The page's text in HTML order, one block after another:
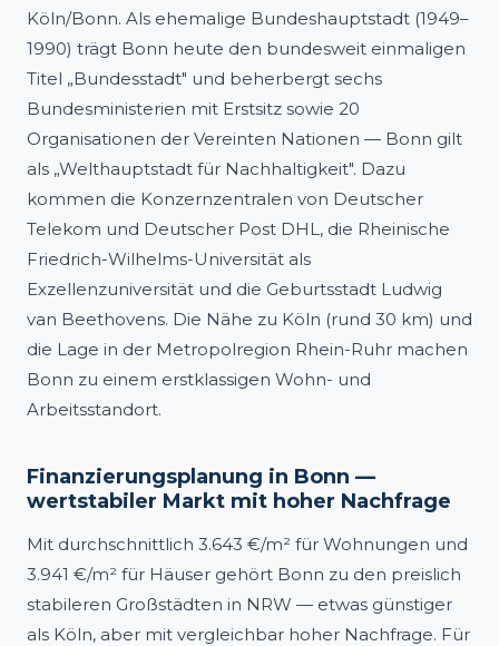
Köln/Bonn. Als ehemalige Bundeshauptstadt (1949–
1990) trägt Bonn heute den bundesweit einmaligen
Titel „Bundesstadt" und beherbergt sechs
Bundesministerien mit Erstsitz sowie 20
Organisationen der Vereinten Nationen — Bonn gilt
als „Welthauptstadt für Nachhaltigkeit". Dazu
kommen die Konzernzentralen von Deutscher
Telekom und Deutscher Post DHL, die Rheinische
Friedrich-Wilhelms-Universität als
Exzellenzuniversität und die Geburtsstadt Ludwig
van Beethovens. Die Nähe zu Köln (rund 30 km) und
die Lage in der Metropolregion Rhein-Ruhr machen
Bonn zu einem erstklassigen Wohn- und
Arbeitsstandort.
Finanzierungsplanung in Bonn —
wertstabiler Markt mit hoher Nachfrage
Mit durchschnittlich 3.643 €/m² für Wohnungen und
3.941 €/m² für Häuser gehört Bonn zu den preislich
stabileren Großstädten in NRW — etwas günstiger
als Köln, aber mit vergleichbar hoher Nachfrage. Für